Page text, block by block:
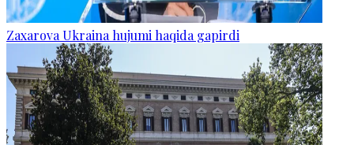
Zaxarova Ukraina hujumi haqida gapirdi